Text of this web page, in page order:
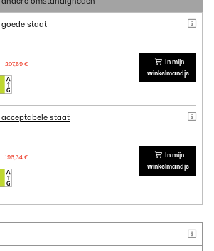
staat
207,89 €
In mijn
winkelmandje
staat
196,34 €
In mijn
winkelmandje